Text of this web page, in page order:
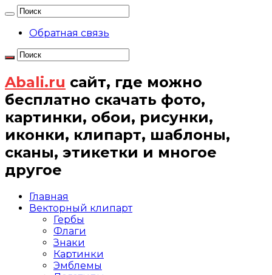
Обратная связь
Abali.ru сайт, где можно
бесплатно скачать фото,
картинки, обои, рисунки,
иконки, клипарт, шаблоны,
сканы, этикетки и многое
другое
Главная
Векторный клипарт
Гербы
Флаги
Знаки
Картинки
Эмблемы